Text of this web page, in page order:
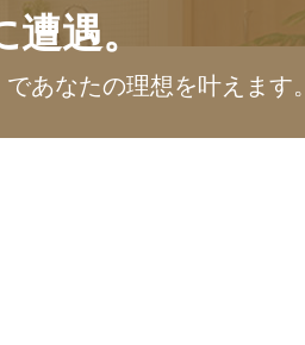
遇。
あなたの理想を叶えます。